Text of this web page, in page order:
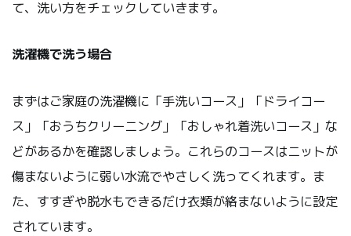
て、洗い方をチェックしていきます。
洗濯機で洗う場合
まずはご家庭の洗濯機に「手洗いコース」「ドライコー
ス」「おうちクリーニング」「おしゃれ着洗いコース」な
どがあるかを確認しましょう。これらのコースはニットが
傷まないように弱い水流でやさしく洗ってくれます。ま
た、すすぎや脱水もできるだけ衣類が絡まないように設定
されています。